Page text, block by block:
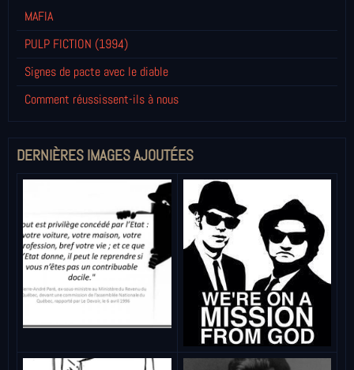
MAFIA
PULP FICTION (1994)
Signes de pacte avec le diable
Comment réussissent-ils à nous
DERNIÈRES IMAGES AJOUTÉES